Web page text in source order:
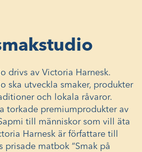
drivs av Victoria Harnesk.
ska utveckla smaker, produkter
och lokala råvaror.
torkade premiumprodukter av
till människor som vill äta
Harnesk är författare till
prisade matbok “Smak på